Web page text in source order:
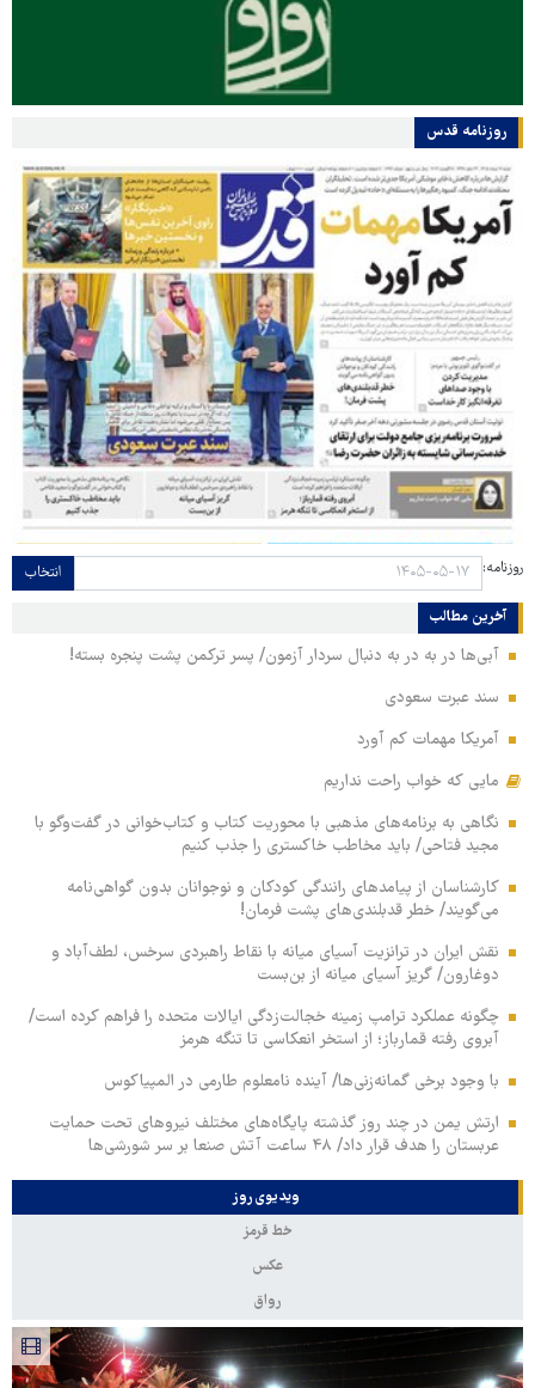
روزنامه قدس
روزنامه: انتخاب
آخرین مطالب
آبی‌ها در به در به دنبال سردار آزمون/ پسر ترکمن پشت پنجره بسته!
سند عبرت سعودی
آمریکا مهمات کم آورد
مایی که خواب راحت نداریم
نگاهی به برنامه‌های مذهبی با محوریت کتاب و کتاب‌خوانی در گفت‌وگو با
مجید فتاحی/ باید مخاطب خاکستری را جذب کنیم
کارشناسان از پیامدهای رانندگی کودکان و نوجوانان بدون گواهی‌نامه
می‌گویند/ خطر قدبلندی‌های پشت فرمان!
نقش ایران در ترانزیت آسیای میانه با نقاط راهبردی سرخس، لطف‌آباد و
دوغارون/ گریز آسیای میانه از بن‌بست
چگونه عملکرد ترامپ زمینه خجالت‌زدگی ایالات متحده را فراهم کرده است/
آبروی رفته قمارباز؛ از استخر انعکاسی تا تنگه هرمز
با وجود برخی گمانه‌زنی‌ها/ آینده نامعلوم طارمی در المپیاکوس
ارتش یمن در چند روز گذشته پایگاه‌های مختلف نیروهای تحت حمایت
عربستان را هدف قرار داد/ ۴۸ ساعت آتش صنعا بر سر شورشی‌ها
ویدیوی روز
خط قرمز
عکس
رواق